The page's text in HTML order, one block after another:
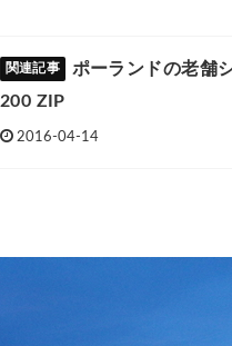
ポーランドの老舗
200 ZIP
2016-04-14